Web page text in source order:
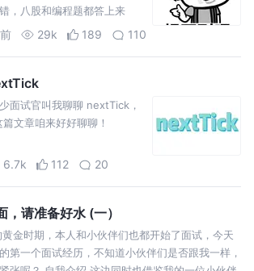
，八股和编程题都答上来
时，但最终还是挂了，一度
29k 189 110
面试官叫我聊聊 nextTick，
文章咱来好好聊聊！
6.7k 112 20
请准备好水 (一）
金时期，本人和小伙伴们也都开始了面试，今天
第一个面试经历，不知道小伙伴们是否跟我一样，